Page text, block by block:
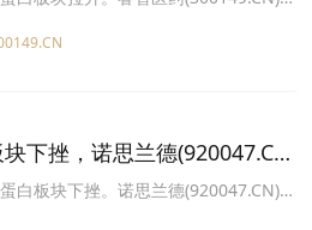
元，赛升药业(300485.CN)涨
涨8.73%报20.8元，迈威生
下挫，诺思兰德(920047.CN)
白板块下挫。诺思兰德(920047.CN)跌